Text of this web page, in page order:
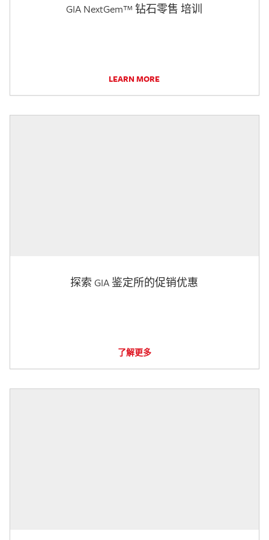
GIA NextGem™ 钻石零售 培训
LEARN MORE
探索 GIA 鉴定所的促销优惠
了解更多